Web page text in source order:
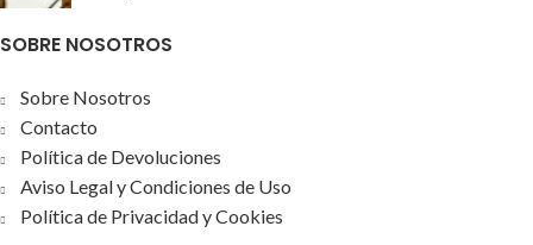
SOBRE NOSOTROS
Sobre Nosotros
Contacto
Política de Devoluciones
Aviso Legal y Condiciones de Uso
Política de Privacidad y Cookies